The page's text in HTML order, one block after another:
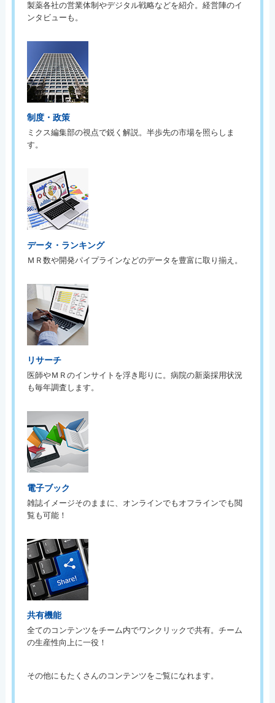
製薬各社の営業体制やデジタル戦略などを紹介。経営陣のイ
ンタビューも。
制度・政策
ミクス編集部の視点で鋭く解説。半歩先の市場を照らしま
す。
データ・ランキング
ＭＲ数や開発パイプラインなどのデータを豊富に取り揃え。
リサーチ
医師やＭＲのインサイトを浮き彫りに。病院の新薬採用状況
も毎年調査します。
電子ブック
雑誌イメージそのままに、オンラインでもオフラインでも閲
覧も可能！
共有機能
全てのコンテンツをチーム内でワンクリックで共有。チーム
の生産性向上に一役！
その他にもたくさんのコンテンツをご覧になれます。